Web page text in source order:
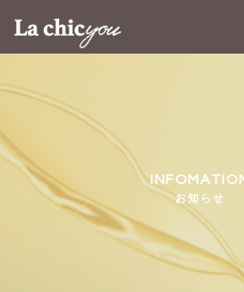
お知らせ